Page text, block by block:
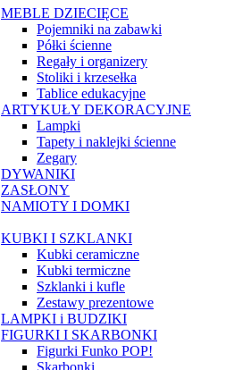
MEBLE DZIECIĘCE
Pojemniki na zabawki
Półki ścienne
Regały i organizery
Stoliki i krzesełka
Tablice edukacyjne
ARTYKUŁY DEKORACYJNE
Lampki
Tapety i naklejki ścienne
Zegary
DYWANIKI
ZASŁONY
NAMIOTY I DOMKI
KUBKI I SZKLANKI
Kubki ceramiczne
Kubki termiczne
Szklanki i kufle
Zestawy prezentowe
LAMPKI i BUDZIKI
FIGURKI I SKARBONKI
Figurki Funko POP!